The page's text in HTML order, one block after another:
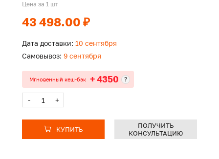
Цена за 1 шт
43 498.00 ₽
Дата доставки: 10 сентября
Самовывоз: 9 сентября
Мгновенный кеш-бэк + 4350 ?
- +
КУПИТЬ
ПОЛУЧИТЬ
КОНСУЛЬТАЦИЮ